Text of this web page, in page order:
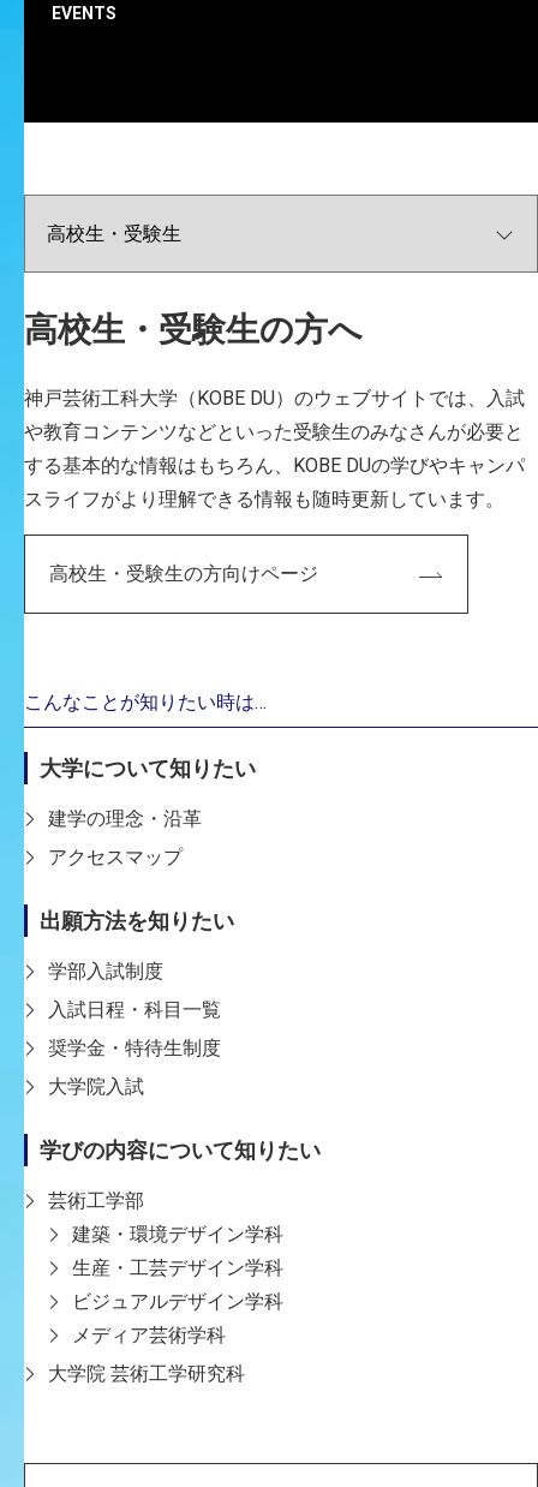
EVENTS
高校生・受験生の方へ
神戸芸術工科大学（KOBE DU）のウェブサイトでは、入試
や教育コンテンツなどといった受験生のみなさんが必要と
する基本的な情報はもちろん、KOBE DUの学びやキャンパ
スライフがより理解できる情報も随時更新しています。
高校生・受験生の方向けページ
こんなことが知りたい時は…
大学について知りたい
建学の理念・沿革
アクセスマップ
出願方法を知りたい
学部入試制度
入試日程・科目一覧
奨学金・特待生制度
大学院入試
学びの内容について知りたい
芸術工学部
建築・環境デザイン学科
生産・工芸デザイン学科
ビジュアルデザイン学科
メディア芸術学科
大学院 芸術工学研究科
客員教授・伊藤弘氏（グルーヴィジョンズ）を講師に迎
して実施されますが、学内外を問わず希望される方は聴
ングラフィクス
[場所]：神戸芸術工科大学 クリエイティブセンター
2F（3203/3204教室）
大学院のホームページは
グラフィックを中心に、音楽、出版、プロダクト、イン
テリア、ファッション、ウェブなど多様な領域で活動す
る。1993年京都で活動開始。PIZZICATOFIVEのステージ
点を移動。以降の主な活動として、リップスライムや
FPMなどのミュージシャンのCDパッケージやPVのアー
トディレクション、100%ChocolateCafe.をはじめとする
様々なブランドのVI・CI、『Metromin』誌などのアート
ディレクションやideainkシリーズなどのエディトリアル
デザイン、『ノースフェイス展』など展覧会でのアート
ディレクション、MUJITOGOキャンペーンのアートディ
フィック制作などがあげられる。